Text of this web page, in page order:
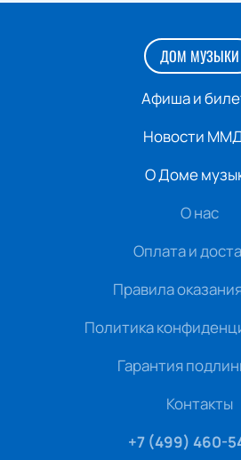
ДОМ МУЗЫКИ
Афиша и
Новости
О Доме
О нас
Оплата и
Правила
Политика
Гарантия
Контакты
+7 (499) 460-